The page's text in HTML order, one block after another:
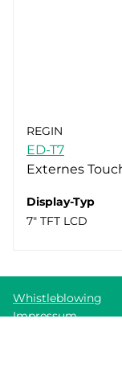
REGIN
ED-T7
Externes
Display-Typ
7" TFT LCD
Whistleblowing
Impressum